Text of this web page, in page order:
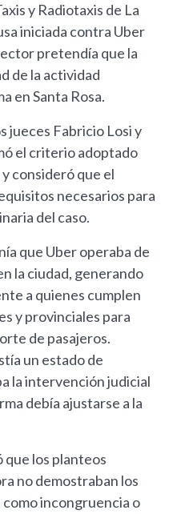
y Radiotaxis de La
iniciada contra Uber
pretendía que la
de la actividad
en Santa Rosa.
jueces Fabricio Losi y
el criterio adoptado
consideró que el
necesarios para
del caso.
que Uber operaba de
la ciudad, generando
a quienes cumplen
y provinciales para
de pasajeros.
un estado de
la intervención judicial
debía ajustarse a la
que los planteos
no demostraban los
incongruencia o